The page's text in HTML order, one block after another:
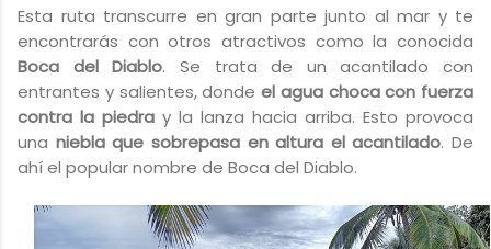
Esta ruta transcurre en gran parte junto al mar y te
encontrarás con otros atractivos como la conocida
Boca del Diablo. Se trata de un acantilado con
entrantes y salientes, donde el agua choca con fuerza
contra la piedra y la lanza hacia arriba. Esto provoca
una niebla que sobrepasa en altura el acantilado. De
ahí el popular nombre de Boca del Diablo.